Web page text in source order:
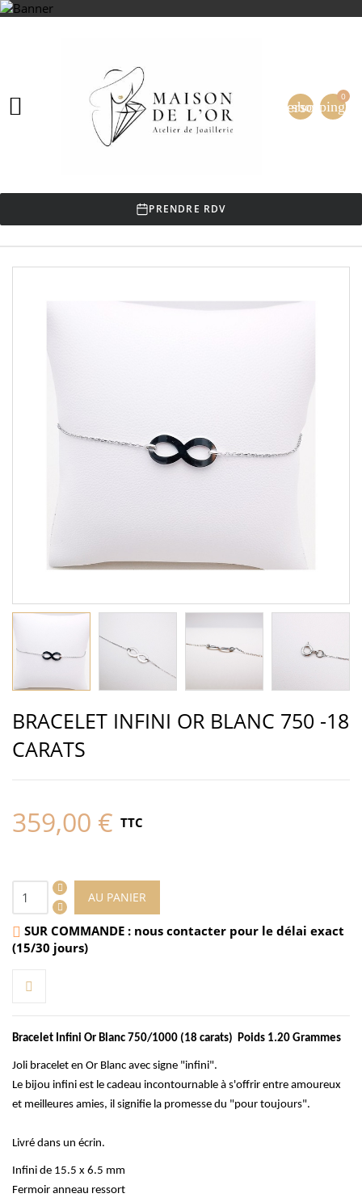
 person
0
PRENDRE RDV
BRACELET INFINI OR BLANC 750 -18
CARATS
359,00 € TTC
AU PANIER
 SUR COMMANDE : nous contacter pour le délai exact
(15/30 jours)
Bracelet Infini Or Blanc 750/1000 (18 carats) Poids 1.20 Grammes
Joli bracelet en Or Blanc avec signe "infini".
Le bijou infini est le cadeau incontournable à s'offrir entre amoureux
et meilleures amies, il signifie la promesse du "pour toujours".
Livré dans un écrin.
Infini de 15.5 x 6.5 mm
Fermoir anneau ressort